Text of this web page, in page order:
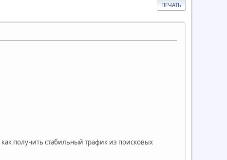
ПЕЧАТЬ
получить стабильный трафик из поисковых